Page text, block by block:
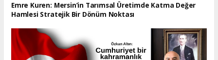
Emre Kuren: Mersin’in Tarımsal Üretimde Katma Değer
Hamlesi Stratejik Bir Dönüm Noktası